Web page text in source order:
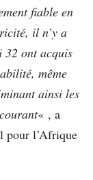
fiable en
il n’y a
32 ont acquis
même
ainsi les
« , a
pour l’Afrique